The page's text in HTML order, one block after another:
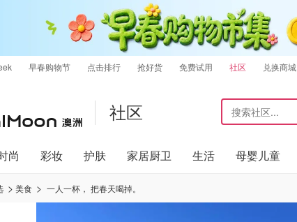
早春购物节 点击排行 抢好货 免费试用 社区 兑换商城
社区
尚 彩妆 护肤 家居厨卫 生活 母婴儿童
美食 一人一杯， 把春天喝掉。